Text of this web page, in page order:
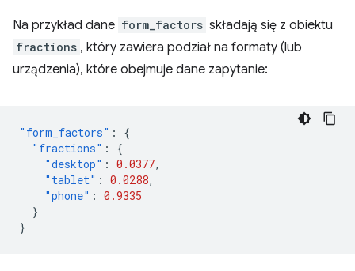
Na przykład dane form_factors składają się z obiektu
fractions , który zawiera podział na formaty (lub
urządzenia), które obejmuje dane zapytanie:
"form_factors" :
{
"fractions" :
{
"desktop" : 0.0377,
"tablet" : 0.0288,
"phone" : 0.9335
}
}